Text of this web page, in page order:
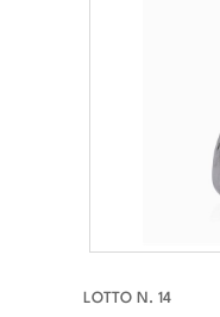
LOTTO N. 14